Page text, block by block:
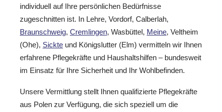
individuell auf Ihre persönlichen Bedürfnisse
zugeschnitten ist. In Lehre, Vordorf, Calberlah,
Braunschweig, Cremlingen, Wasbüttel, Meine, Veltheim
(Ohe), Sickte und Königslutter (Elm) vermitteln wir Ihnen
erfahrene Pflegekräfte und Haushaltshilfen – bundesweit
im Einsatz für Ihre Sicherheit und Ihr Wohlbefinden.
Unsere Vermittlung stellt Ihnen qualifizierte Pflegekräfte
aus Polen zur Verfügung, die sich speziell um die